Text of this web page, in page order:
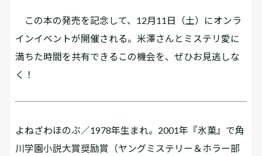
この本の発売を記念して、12月11日（土）にオンラ
インイベントが開催される。米澤さんとミステリ愛に
満ちた時間を共有できるこの機会を、ぜひお見逃しな
く！
よねざわほのぶ／1978年生まれ。2001年『氷菓』で角
川学園小説大賞奨励賞（ヤングミステリー＆ホラー部